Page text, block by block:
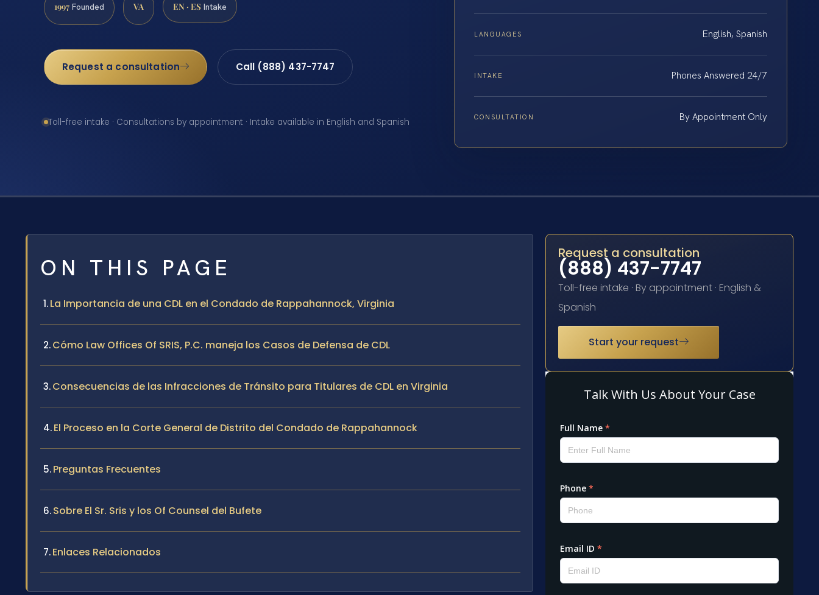
1997 Founded VA EN · ES Intake
Request a consultation Call (888) 437-7747
Toll-free intake · Consultations by appointment · Intake available in English and Spanish
LANGUAGES English, Spanish
INTAKE Phones Answered 24/7
CONSULTATION By Appointment Only
ON THIS PAGE
La Importancia de una CDL en el Condado de Rappahannock, Virginia
Cómo Law Offices Of SRIS, P.C. maneja los Casos de Defensa de CDL
Consecuencias de las Infracciones de Tránsito para Titulares de CDL en Virginia
El Proceso en la Corte General de Distrito del Condado de Rappahannock
Preguntas Frecuentes
Sobre El Sr. Sris y los Of Counsel del Bufete
Enlaces Relacionados
Request a consultation
(888) 437-7747
Toll-free intake · By appointment · English &
Spanish
Start your request